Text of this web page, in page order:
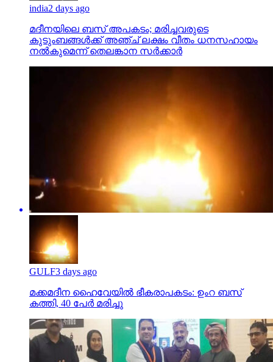
india2 days ago
മദീനയിലെ ബസ് അപകടം; മരിച്ചവരുടെ
കുടുംബങ്ങള്‍ക്ക് അഞ്ച് ലക്ഷം വീതം ധനസഹായം
നല്‍കുമെന്ന് തെലങ്കാന സര്‍ക്കാര്‍
GULF3 days ago
മക്കമദീന ഹൈവേയില്‍ ഭീകരാപകടം: ഉംറ ബസ്
കത്തി, 40 പേര്‍ മരിച്ചു